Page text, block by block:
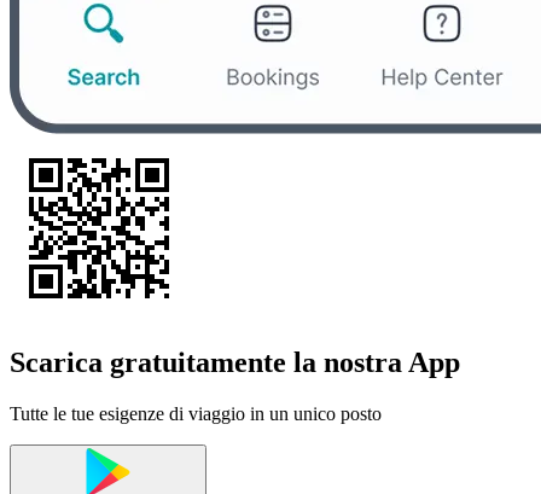
Scarica gratuitamente la nostra App
Tutte le tue esigenze di viaggio in un unico posto